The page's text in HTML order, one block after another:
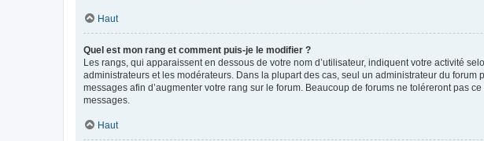
Haut
Quel est mon rang et comment puis-je le modifier ?
Les rangs, qui apparaissent en dessous de votre nom d’utilisateur, indiquent votre activité
administrateurs et les modérateurs. Dans la plupart des cas, seul un administrateur du
messages afin d’augmenter votre rang sur le forum. Beaucoup de forums ne toléreront pas
messages.
Haut